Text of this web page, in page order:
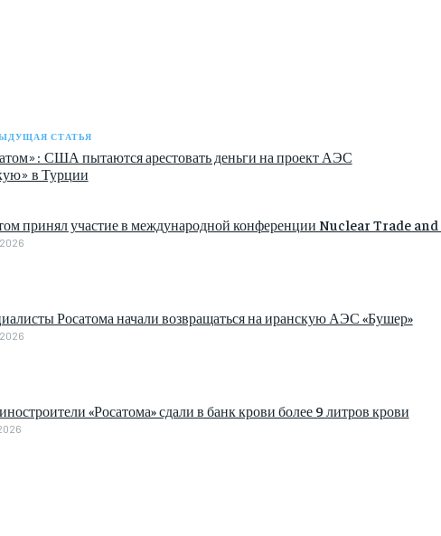
СТАТЬЯ
США пытаются арестовать деньги на проект АЭС
в Турции
принял участие в международной конференции Nuclear Trade
Росатома начали возвращаться на иранскую АЭС «Бушер»
«Росатома» сдали в банк крови более 9 литров крови